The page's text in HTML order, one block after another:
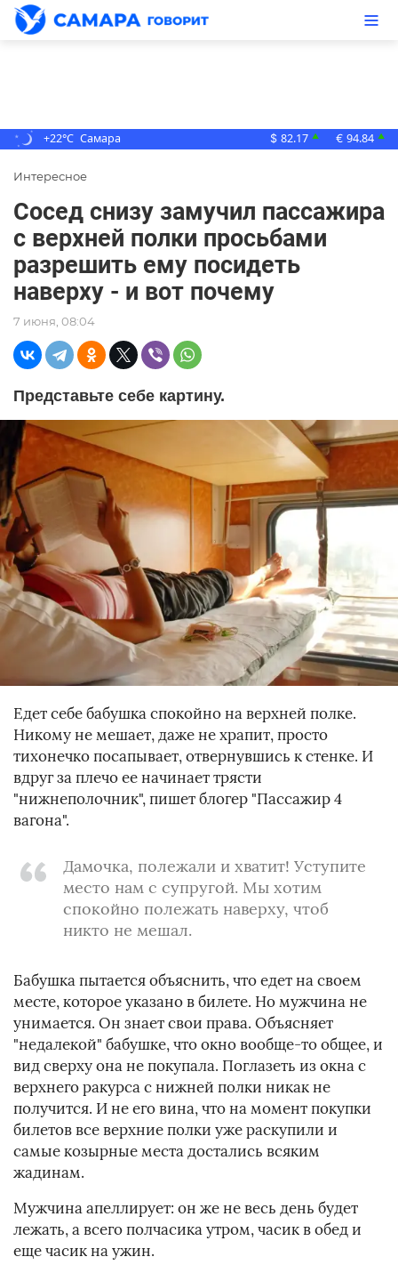
+22°C Самара $ 82.17 ▲ € 94.84 ▲
Интересное
Сосед снизу замучил пассажира
с верхней полки просьбами
разрешить ему посидеть
наверху - и вот почему
7 июня, 08:04
Представьте себе картину.
Едет себе бабушка спокойно на верхней полке.
Никому не мешает, даже не храпит, просто
тихонечко посапывает, отвернувшись к стенке. И
вдруг за плечо ее начинает трясти
"нижнеполочник", пишет блогер "Пассажир 4
вагона".
Дамочка, полежали и хватит! Уступите
место нам с супругой. Мы хотим
спокойно полежать наверху, чтоб
никто не мешал.
Бабушка пытается объяснить, что едет на своем
месте, которое указано в билете. Но мужчина не
унимается. Он знает свои права. Объясняет
"недалекой" бабушке, что окно вообще-то общее, и
вид сверху она не покупала. Поглазеть из окна с
верхнего ракурса с нижней полки никак не
получится. И не его вина, что на момент покупки
билетов все верхние полки уже раскупили и
самые козырные места достались всяким
жадинам.
Мужчина апеллирует: он же не весь день будет
лежать, а всего полчасика утром, часик в обед и
еще часик на ужин.